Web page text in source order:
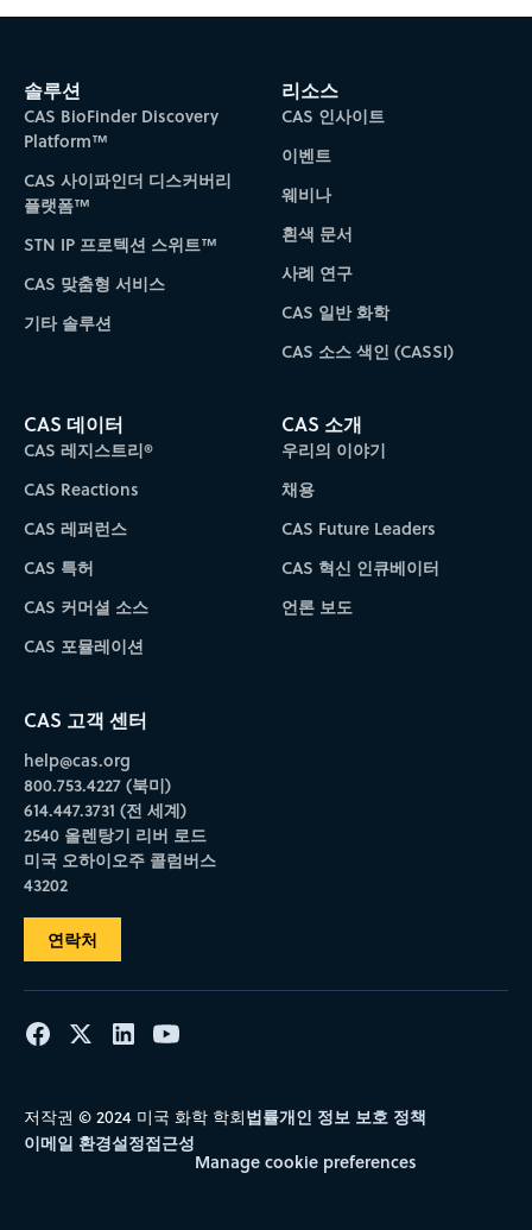
솔루션
CAS BioFinder Discovery
Platform™
CAS 사이파인더 디스커버리
플랫폼™
STN IP 프로텍션 스위트™
CAS 맞춤형 서비스
기타 솔루션
리소스
CAS 인사이트
이벤트
웨비나
흰색 문서
사례 연구
CAS 일반 화학
CAS 소스 색인 (CASSI)
CAS 데이터
CAS 레지스트리®
CAS Reactions
CAS 레퍼런스
CAS 특허
CAS 커머셜 소스
CAS 포뮬레이션
CAS 소개
우리의 이야기
채용
CAS Future Leaders
CAS 혁신 인큐베이터
언론 보도
CAS 고객 센터
help@cas.org
800.753.4227 (북미)
614.447.3731 (전 세계)
2540 올렌탕기 리버 로드
미국 오하이오주 콜럼버스
43202
연락처
저작권 © 2024 미국 화학 학회법률개인 정보 보호 정책
이메일 환경설정접근성
Manage cookie preferences